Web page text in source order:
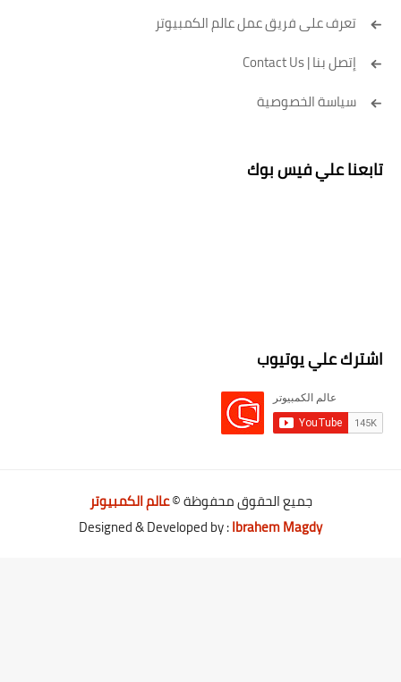
تعرف على فريق عمل عالم الكمبيوتر
إتصل بنا | Contact Us
سياسة الخصوصية
تابعنا علي فيس بوك
اشترك علي يوتيوب
جميع الحقوق محفوظة ©عالم الكمبيوتر
Designed & Developed by :Ibrahem Magdy